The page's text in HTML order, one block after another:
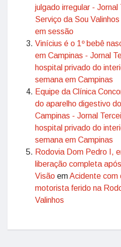
julgado irregular - Jornal
Serviço da Sou
em sessão
Vinícius é o 1º bebê
em Campinas - Jornal
hospital privado do
semana em Campinas
Equipe da Clínica
do aparelho digestivo
Campinas - Jornal
hospital privado do
semana em Campinas
Rodovia Dom Pedro I,
liberação completa
Visão emAcidente com
motorista ferido na
Valinhos